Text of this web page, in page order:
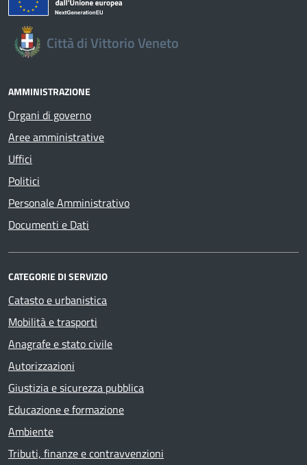
Città di Vittorio Veneto
AMMINISTRAZIONE
Organi di governo
Aree amministrative
Uffici
Politici
Personale Amministrativo
Documenti e Dati
CATEGORIE DI SERVIZIO
Catasto e urbanistica
Mobilità e trasporti
Anagrafe e stato civile
Autorizzazioni
Giustizia e sicurezza pubblica
Educazione e formazione
Ambiente
Tributi, finanze e contravvenzioni